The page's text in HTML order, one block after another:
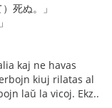
死ぬ。」
kaj ne havas
kiuj rilatas al
laŭ la vicoj. Ekz..